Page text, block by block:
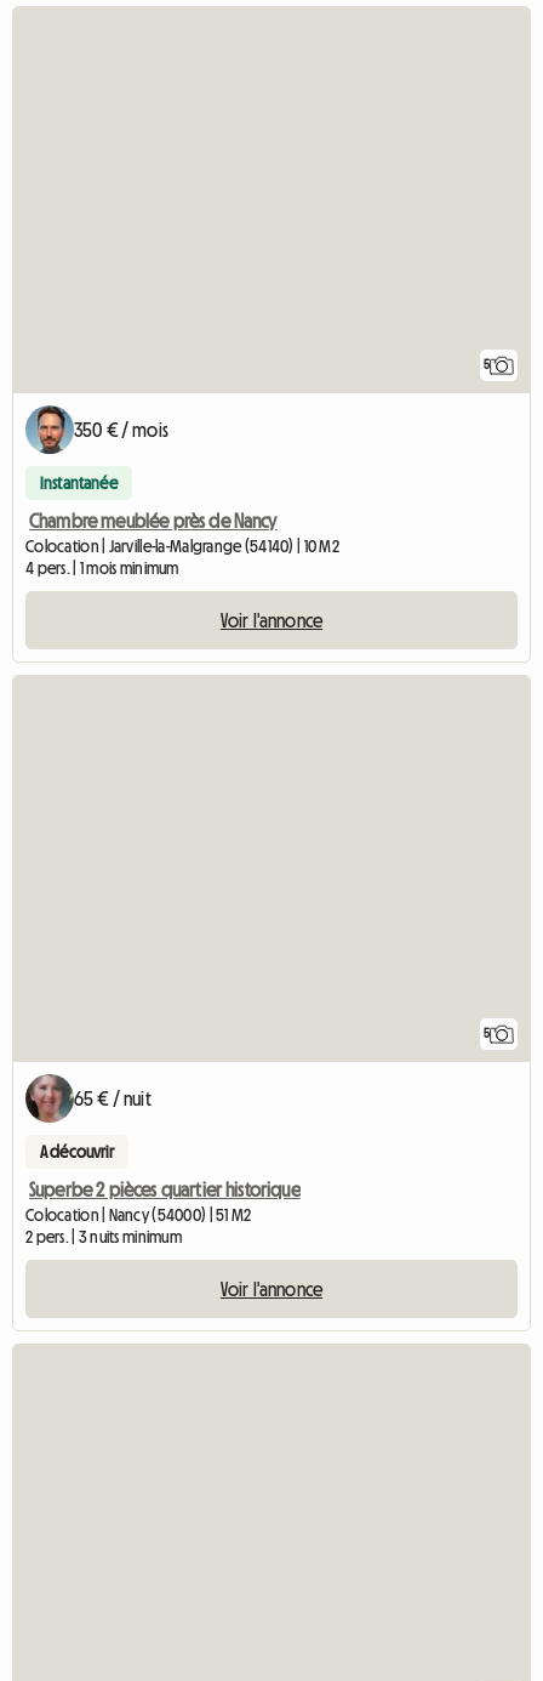
5
350 € / mois
Instantanée
Chambre meublée près de Nancy
Colocation | Jarville-la-Malgrange (54140) | 10 M2
4 pers. | 1 mois minimum
Voir l'annonce
5
65 € / nuit
A découvrir
Superbe 2 pièces quartier historique
Colocation | Nancy (54000) | 51 M2
2 pers. | 3 nuits minimum
Voir l'annonce